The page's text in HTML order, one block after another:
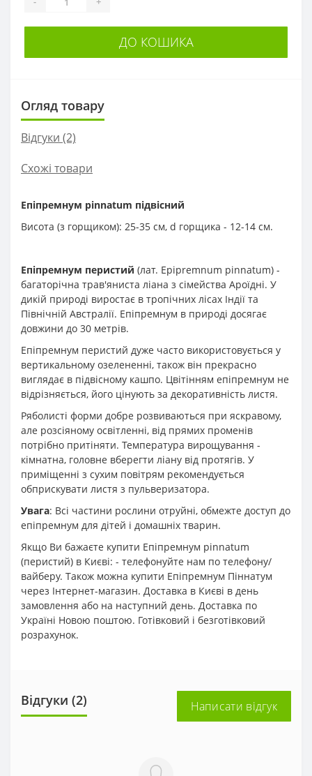
ДО КОШИКА
Огляд товару
Відгуки (2)
Схожі товари
Епіпремнум pinnatum підвісний
Висота (з горщиком): 25-35 см, d горщика - 12-14 см.
Епіпремнум перистий (лат. Epipremnum pinnatum) -
багаторічна трав'яниста ліана з сімейства Ароїдні. У
дикій природі виростає в тропічних лісах Індії та
Північній Австралії. Епіпремнум в природі досягає
довжини до 30 метрів.
Епіпремнум перистий дуже часто використовується у
вертикальному озелененні, також він прекрасно
виглядає в підвісному кашпо. Цвітінням епіпремнум не
відрізняється, його цінують за декоративність листя.
Ряболисті форми добре розвиваються при яскравому,
але розсіяному освітленні, від прямих променів
потрібно притіняти. Температура вирощування -
кімнатна, головне вберегти ліану від протягів. У
приміщенні з сухим повітрям рекомендується
обприскувати листя з пульверизатора.
Увага: Всі частини рослини отруйні, обмежте доступ до
епіпремнум для дітей і домашніх тварин.
Якщо Ви бажаєте купити Епіпремнум pinnatum
(перистий) в Києві: - телефонуйте нам по телефону/
вайберу. Також можна купити Епіпремнум Піннатум
через Інтернет-магазин. Доставка в Києві в день
замовлення або на наступний день. Доставка по
Україні Новою поштою. Готівковий і безготівковий
розрахунок.
Відгуки (2) Написати відгук